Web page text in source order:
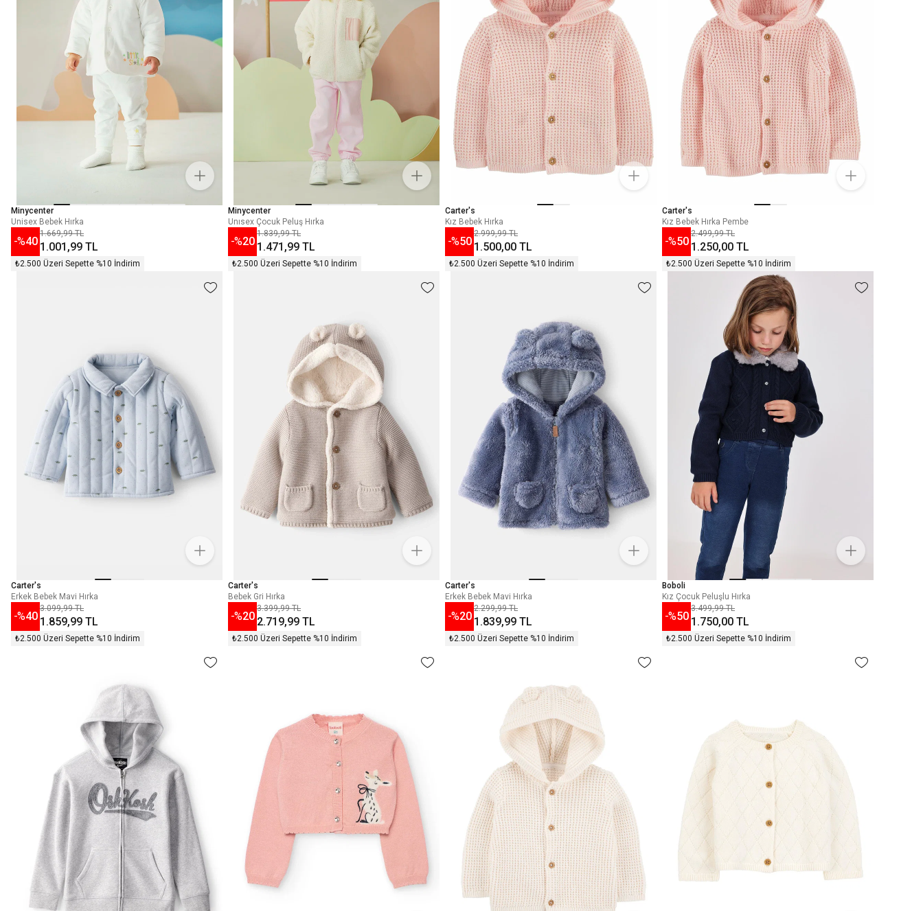
Minycenter
Unisex Bebek Hırka
-%40
1.669,99 TL
1.001,99 TL
₺2.500 Üzeri Sepette %10 İndirim
Minycenter
Unısex Çocuk Peluş Hırka
-%20
1.839,99 TL
1.471,99 TL
₺2.500 Üzeri Sepette %10 İndirim
Carter's
Kız Bebek Hırka
-%50
2.999,99 TL
1.500,00 TL
₺2.500 Üzeri Sepette %10 İndirim
Carter's
Kız Bebek Hırka Pembe
-%50
2.499,99 TL
1.250,00 TL
₺2.500 Üzeri Sepette %10 İndirim
Carter's
Erkek Bebek Mavi Hırka
-%40
3.099,99 TL
1.859,99 TL
₺2.500 Üzeri Sepette %10 İndirim
Carter's
Bebek Gri Hırka
-%20
3.399,99 TL
2.719,99 TL
₺2.500 Üzeri Sepette %10 İndirim
Carter's
Erkek Bebek Mavi Hırka
-%20
2.299,99 TL
1.839,99 TL
₺2.500 Üzeri Sepette %10 İndirim
Boboli
Kız Çocuk Peluşlu Hırka
-%50
3.499,99 TL
1.750,00 TL
₺2.500 Üzeri Sepette %10 İndirim